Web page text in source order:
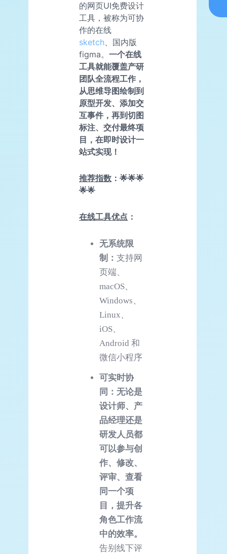
的网页UI免费设计
工具，被称为可协
作的在线
sketch、国内版
figma。 一个在线
工具就能覆盖产研
团队全流程工作，
从思维导图绘制到
原型开发、添加交
互事件，再到切图
标注、交付最终项
目，在即时设计一
站式实现！
推荐指数 ：🌟🌟🌟
🌟🌟
在线工具优点 ：
无系统限
制： 支持网
页端、
macOS、
Windows、
Linux、
iOS、
Android 和
微信小程序
可实时协
同：无论是
设计师、产
品经理还是
研发人员都
可以参与创
作、修改、
评审、查看
同一个项
目，提升各
角色工作流
中的效率。
告别线下评